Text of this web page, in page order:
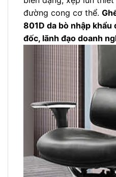
đường cong cơ thể.
801D da bò nhập khẩu
đốc, lãnh đạo doanh